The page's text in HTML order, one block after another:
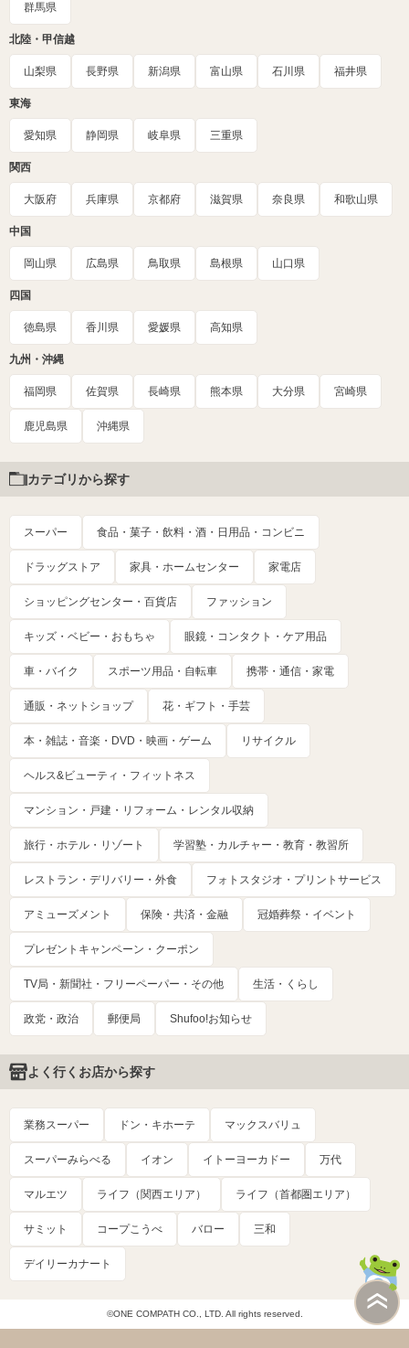
群馬県
北陸・甲信越
山梨県 長野県 新潟県 富山県 石川県 福井県
東海
愛知県 静岡県 岐阜県 三重県
関西
大阪府 兵庫県 京都府 滋賀県 奈良県 和歌山県
中国
岡山県 広島県 鳥取県 島根県 山口県
四国
徳島県 香川県 愛媛県 高知県
九州・沖縄
福岡県 佐賀県 長崎県 熊本県 大分県 宮崎県
鹿児島県 沖縄県
カテゴリから探す
スーパー 食品・菓子・飲料・酒・日用品・コンビニ
ドラッグストア 家具・ホームセンター 家電店
ショッピングセンター・百貨店 ファッション
キッズ・ベビー・おもちゃ 眼鏡・コンタクト・ケア用品
車・バイク スポーツ用品・自転車 携帯・通信・家電
通販・ネットショップ 花・ギフト・手芸
本・雑誌・音楽・DVD・映画・ゲーム リサイクル
ヘルス&ビューティ・フィットネス
マンション・戸建・リフォーム・レンタル収納
旅行・ホテル・リゾート 学習塾・カルチャー・教育・教習所
レストラン・デリバリー・外食 フォトスタジオ・プリントサービス
アミューズメント 保険・共済・金融 冠婚葬祭・イベント
プレゼントキャンペーン・クーポン
TV局・新聞社・フリーペーパー・その他 生活・くらし
政党・政治 郵便局 Shufoo!お知らせ
よく行くお店から探す
業務スーパー ドン・キホーテ マックスバリュ
スーパーみらべる イオン イトーヨーカドー 万代
マルエツ ライフ（関西エリア） ライフ（首都圏エリア）
サミット コープこうべ バロー 三和
デイリーカナート
©ONE COMPATH CO., LTD. All rights reserved.